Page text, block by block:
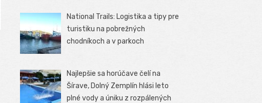
National Trails: Logistika a tipy pre
turistiku na pobrežných
chodníkoch a v parkoch
Najlepšie sa horúčave čelí na
Šírave, Dolný Zemplín hlási leto
plné vody a úniku z rozpálených